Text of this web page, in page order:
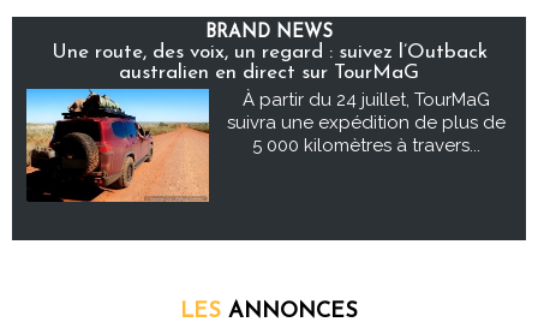
BRAND NEWS
Une route, des voix, un regard : suivez l’Outback
australien en direct sur TourMaG
À partir du 24 juillet, TourMaG
suivra une expédition de plus de
5 000 kilomètres à travers...
LES ANNONCES